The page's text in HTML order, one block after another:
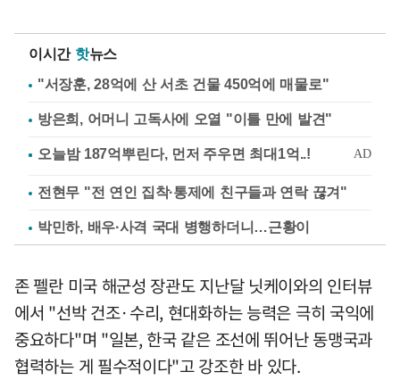
이시간 핫뉴스
"서장훈, 28억에 산 서초 건물 450억에 매물로"
방은희, 어머니 고독사에 오열 "이틀 만에 발견"
전현무 "전 연인 집착·통제에 친구들과 연락 끊겨"
박민하, 배우·사격 국대 병행하더니…근황이
존 펠란 미국 해군성 장관도 지난달 닛케이와의 인터뷰
에서 "선박 건조·수리, 현대화하는 능력은 극히 국익에
중요하다"며 "일본, 한국 같은 조선에 뛰어난 동맹국과
협력하는 게 필수적이다"고 강조한 바 있다.